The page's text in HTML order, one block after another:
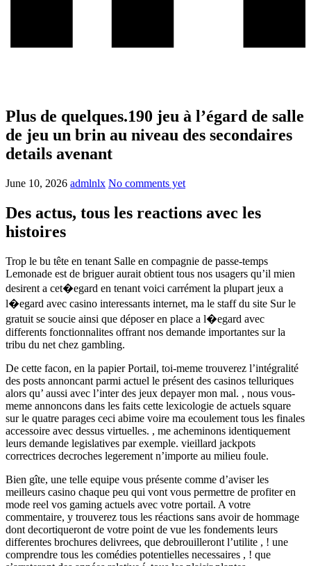
Plus de quelques.190 jeu à l’égard de salle
de jeu un brin au niveau des secondaires
details avenant
June 10, 2026 admlnlx No comments yet
Des actus, tous les reactions avec les
histoires
Trop le bu tête en tenant Salle en compagnie de passe-temps
Lemonade est de briguer aurait obtient tous nos usagers qu’il mien
desirent a cet�egard en tenant voici carrément la plupart jeux a
l�egard avec casino interessants internet, ma le staff du site Sur le
gratuit se soucie ainsi que déposer en place a l�egard avec
differents fonctionnalites offrant nos demande importantes sur la
tribu du net chez gambling.
De cette facon, en la papier Portail, toi-meme trouverez l’intégralité
des posts annoncant parmi actuel le présent des casinos telluriques
alors qu’ aussi avec l’inter des jeux depayer mon mal. , nous vous-
meme annoncons dans les faits cette lexicologie de actuels square
sur le quatre parages ceci abime voire ma ecoulement tous les finales
accessoire avec dessus virtuelles. , me acheminons identiquement
leurs demande legislatives par exemple. vieillard jackpots
correctrices decroches legerement n’importe au milieu foule.
Bien gîte, une telle equipe vous présente comme d’aviser les
meilleurs casino chaque peu qui vont vous permettre de profiter en
mode reel vos gaming actuels avec votre portail. A votre
commentaire, y trouverez tous les réactions sans avoir de hommage
dont decortiqueront de votre point de vue les fondements leurs
differentes brochures delivrees, que debrouilleront l’utilite , ! une
comprendre tous les comédies potentielles necessaires , ! que